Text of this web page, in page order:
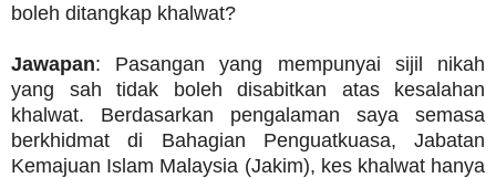
boleh ditangkap khalwat?
Jawapan: Pasangan yang mempunyai sijil nikah
yang sah tidak boleh disabitkan atas kesalahan
khalwat. Berdasarkan pengalaman saya semasa
berkhidmat di Bahagian Penguatkuasa, Jabatan
Kemajuan Islam Malaysia (Jakim), kes khalwat hanya